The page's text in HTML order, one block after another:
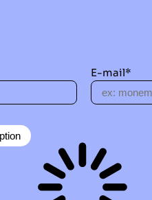
E-mail*